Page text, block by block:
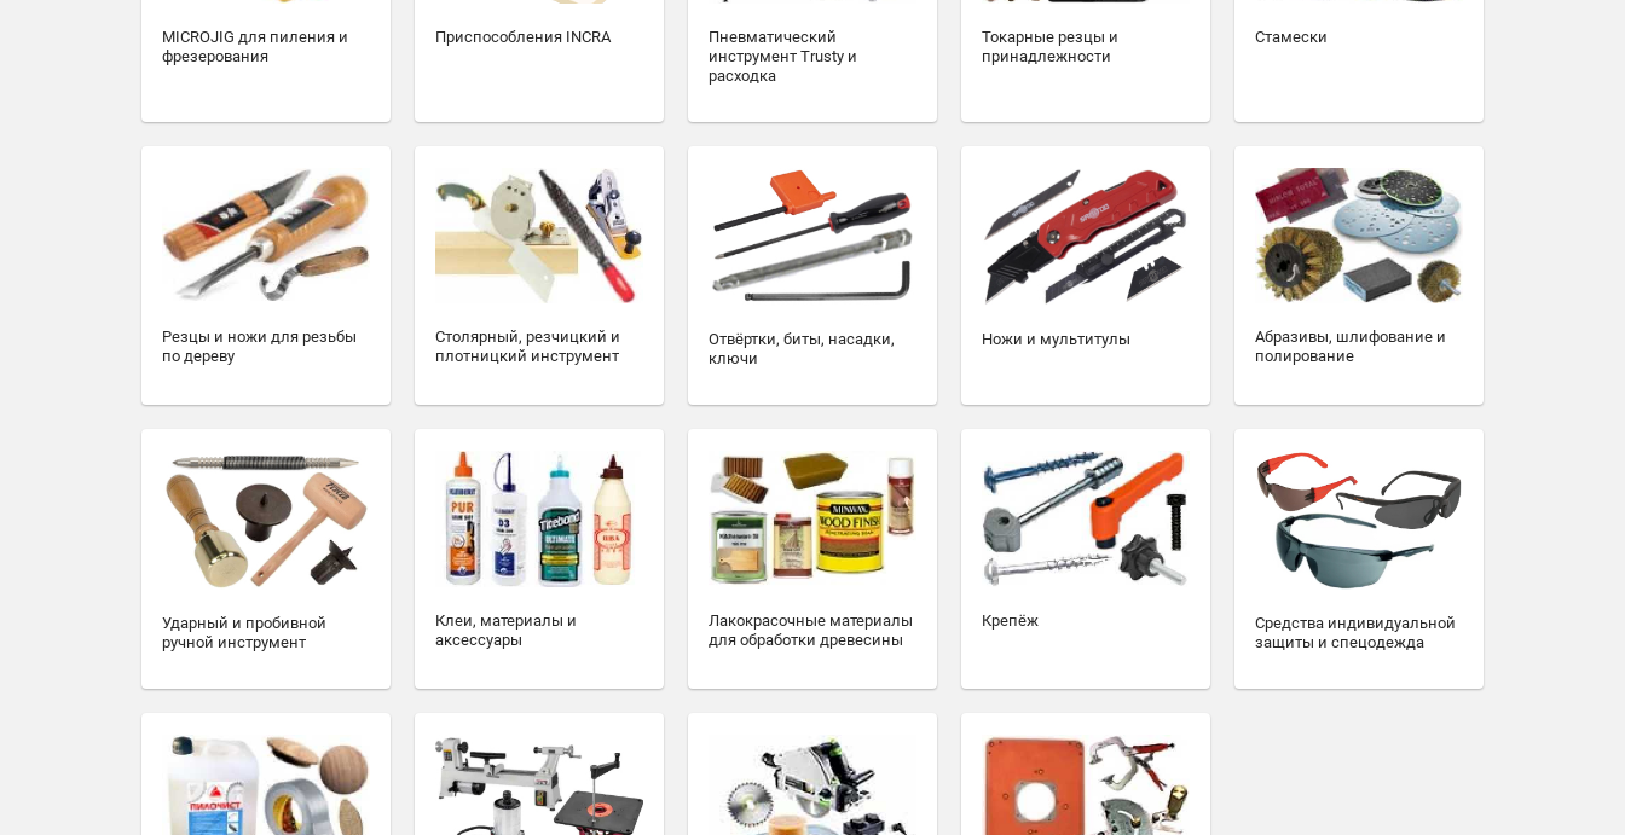
MICROJIG для пиления и
фрезерования
Приспособления INCRA
Пневматический
инструмент Trusty и
расходка
Токарные резцы и
принадлежности
Стамески
Резцы и ножи для резьбы
по дереву
Столярный, резчицкий и
плотницкий инструмент
Отвёртки, биты, насадки,
ключи
Ножи и мультитулы
Абразивы, шлифование и
полирование
Ударный и пробивной
ручной инструмент
Клеи, материалы и
аксессуары
Лакокрасочные материалы
для обработки древесины
Крепёж
Средства индивидуальной
защиты и спецодежда